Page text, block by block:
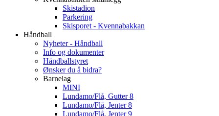
Skistadion
Parkering
Skisporet - Kvennabakkan
Håndball
Nyheter - Håndball
Info og dokumenter
Håndballstyret
Ønsker du å bidra?
Barnelag
MINI
Lundamo/Flå, Gutter 8
Lundamo/Flå, Jenter 8
Lundamo/Flå, Jenter 9